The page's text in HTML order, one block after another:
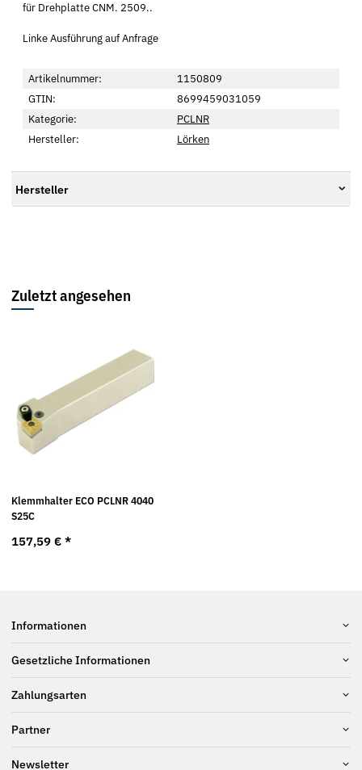
für Drehplatte CNM. 2509..
Linke Ausführung auf Anfrage
Artikelnummer:
1150809
GTIN:
8699459031059
Kategorie:
PCLNR
Hersteller:
Lörken
Hersteller
Zuletzt angesehen
Klemmhalter ECO PCLNR 4040
S25C
157,59 € *
Informationen
Gesetzliche Informationen
Zahlungsarten
Partner
Newsletter